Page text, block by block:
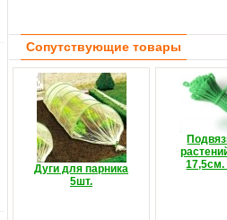
Сопутствующие товары
Дуги для парника
5шт.
17,5см.